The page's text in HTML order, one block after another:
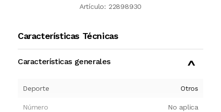
Artículo: 22898930
Características Técnicas
Características generales
Deporte Otros
Número No aplica